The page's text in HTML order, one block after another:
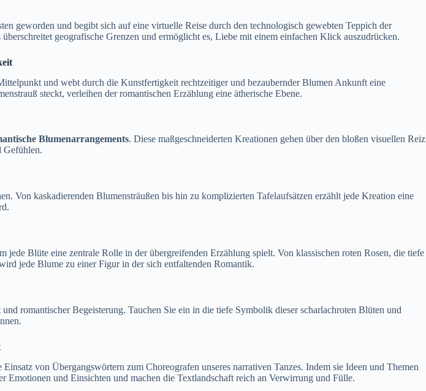
geworden und begibt sich auf eine virtuelle Reise durch den technologisch gewebten Teppich der
geografische Grenzen und ermöglicht es, Liebe mit einem einfachen Klick auszudrücken.
und webt durch die Kunstfertigkeit rechtzeitiger und bezaubernder Blumen Ankunft eine
steckt, verleihen der romantischen Erzählung eine ätherische Ebene.
Blumenarrangements. Diese maßgeschneiderten Kreationen gehen über den bloßen visuellen Reiz
Gefühlen.
Von kaskadierenden Blumensträußen bis hin zu komplizierten Tafelaufsätzen erzählt jede Kreation eine
Blüte eine zentrale Rolle in der übergreifenden Erzählung spielt. Von klassischen roten Rosen, die tiefe
jede Blume zu einer Figur in der sich entfaltenden Romantik.
romantischer Begeisterung. Tauchen Sie ein in die tiefe Symbolik dieser scharlachroten Blüten und
von Übergangswörtern zum Choreografen unseres narrativen Tanzes. Indem sie Ideen und Themen
Emotionen und Einsichten und machen die Textlandschaft reich an Verwirrung und Fülle.